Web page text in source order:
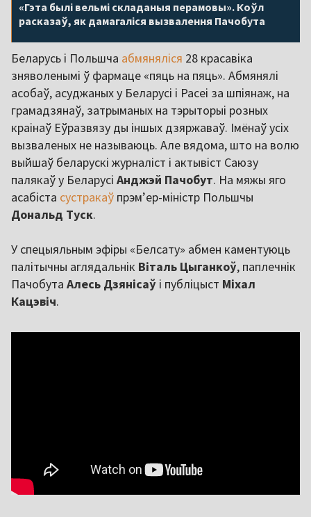
«Гэта былі вельмі складаныя перамовы». Коўл
расказаў, як дамагаліся вызвалення Пачобута
Беларусь і Польшча абмяняліся 28 красавіка
зняволенымі ў фармаце «пяць на пяць». Абмянялі
асобаў, асуджаных у Беларусі і Расеі за шпіянаж, на
грамадзянаў, затрыманых на тэрыторыі розных
краінаў Еўразвязу ды іншых дзяржаваў. Імёнаў усіх
вызваленых не называюць. Але вядома, што на волю
выйшаў беларускі журналіст і актывіст Саюзу
палякаў у Беларусі Анджэй Пачобут. На мяжы яго
асабіста сустракаў прэм’ер-міністр Польшчы
Дональд Туск.
У спецыяльным эфіры «Белсату» абмен каментуюць
палітычны аглядальнік Віталь Цыганкоў, паплечнік
Пачобута Алесь Дзянісаў і публіцыст Міхал
Кацэвіч.